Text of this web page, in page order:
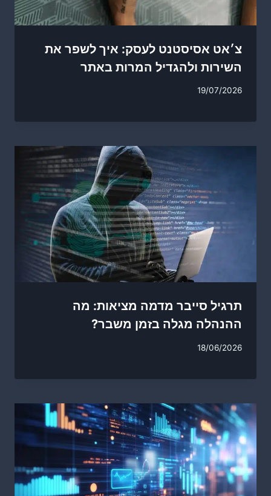
צ׳אט אסיסטנט לעסק: איך לשפר את
השירות ולהגדיל המרות באתר
19/07/2026
תרגיל סייבר מדמה מציאות: מה
ההנהלה מגלה בזמן משבר?
18/06/2026